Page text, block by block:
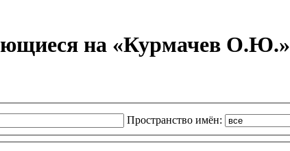
на «Курмачев О.Ю.»
Пространство имён: